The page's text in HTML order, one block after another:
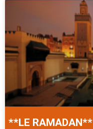
**LE RAMADAN**